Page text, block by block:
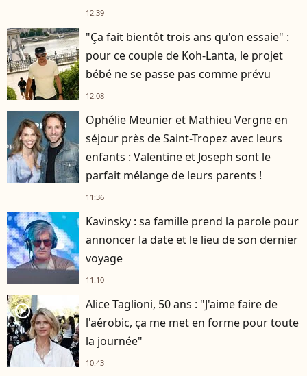
12:39
"Ça fait bientôt trois ans qu'on essaie" :
pour ce couple de Koh-Lanta, le projet
bébé ne se passe pas comme prévu
12:08
Ophélie Meunier et Mathieu Vergne en
séjour près de Saint-Tropez avec leurs
enfants : Valentine et Joseph sont le
parfait mélange de leurs parents !
11:36
Kavinsky : sa famille prend la parole pour
annoncer la date et le lieu de son dernier
voyage
11:10
player2
Alice Taglioni, 50 ans : "J'aime faire de
l'aérobic, ça me met en forme pour toute
la journée"
10:43